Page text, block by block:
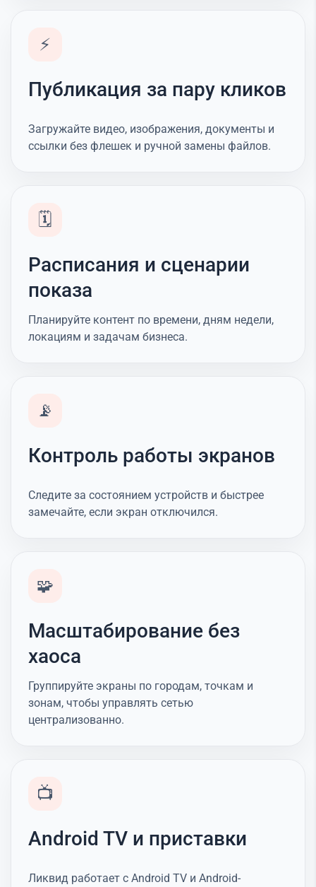
⚡
Публикация за пару кликов
Загружайте видео, изображения, документы и
ссылки без флешек и ручной замены файлов.
🗓️
Расписания и сценарии
показа
Планируйте контент по времени, дням недели,
локациям и задачам бизнеса.
📡
Контроль работы экранов
Следите за состоянием устройств и быстрее
замечайте, если экран отключился.
🧩
Масштабирование без
хаоса
Группируйте экраны по городам, точкам и
зонам, чтобы управлять сетью
централизованно.
📺
Android TV и приставки
Ликвид работает с Android TV и Android-